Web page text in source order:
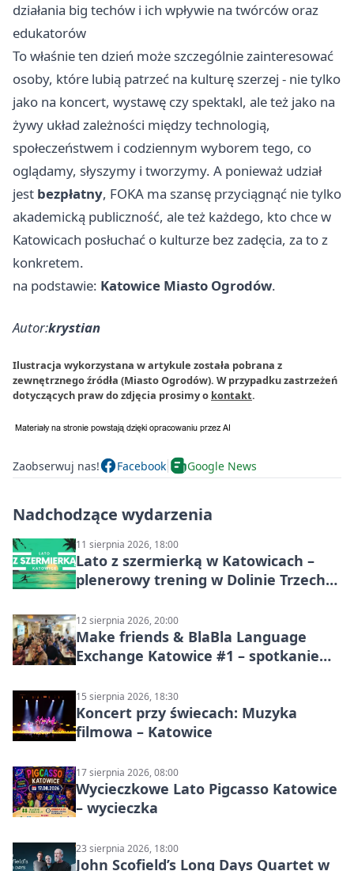
działania big techów i ich wpływie na twórców oraz
edukatorów
To właśnie ten dzień może szczególnie zainteresować
osoby, które lubią patrzeć na kulturę szerzej - nie tylko
jako na koncert, wystawę czy spektakl, ale też jako na
żywy układ zależności między technologią,
społeczeństwem i codziennym wyborem tego, co
oglądamy, słyszymy i tworzymy. A ponieważ udział
jest bezpłatny, FOKA ma szansę przyciągnąć nie tylko
akademicką publiczność, ale też każdego, kto chce w
Katowicach posłuchać o kulturze bez zadęcia, za to z
konkretem.
na podstawie: Katowice Miasto Ogrodów.
Autor:krystian
Ilustracja wykorzystana w artykule została pobrana z
zewnętrznego źródła (Miasto Ogrodów). W przypadku zastrzeżeń
dotyczących praw do zdjęcia prosimy o kontakt.
Zaobserwuj nas! Facebook Google News
Nadchodzące wydarzenia
11 sierpnia 2026, 18:00
Lato z szermierką w Katowicach –
plenerowy trening w Dolinie Trzech
12 sierpnia 2026, 20:00
Make friends & BlaBla Language
Exchange Katowice #1 – spotkanie
15 sierpnia 2026, 18:30
Koncert przy świecach: Muzyka
filmowa – Katowice
17 sierpnia 2026, 08:00
Wycieczkowe Lato Pigcasso Katowice
– wycieczka
23 sierpnia 2026, 18:00
John Scofield’s Long Days Quartet w